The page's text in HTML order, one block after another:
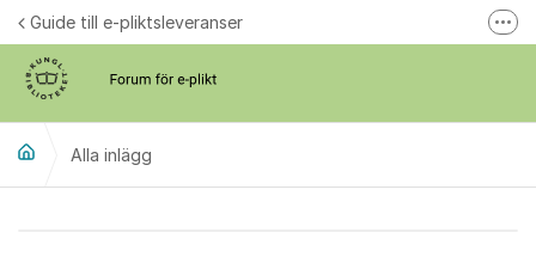
Hoppa till innehåll
Guide till e-pliktsleveranser
Alla inlägg